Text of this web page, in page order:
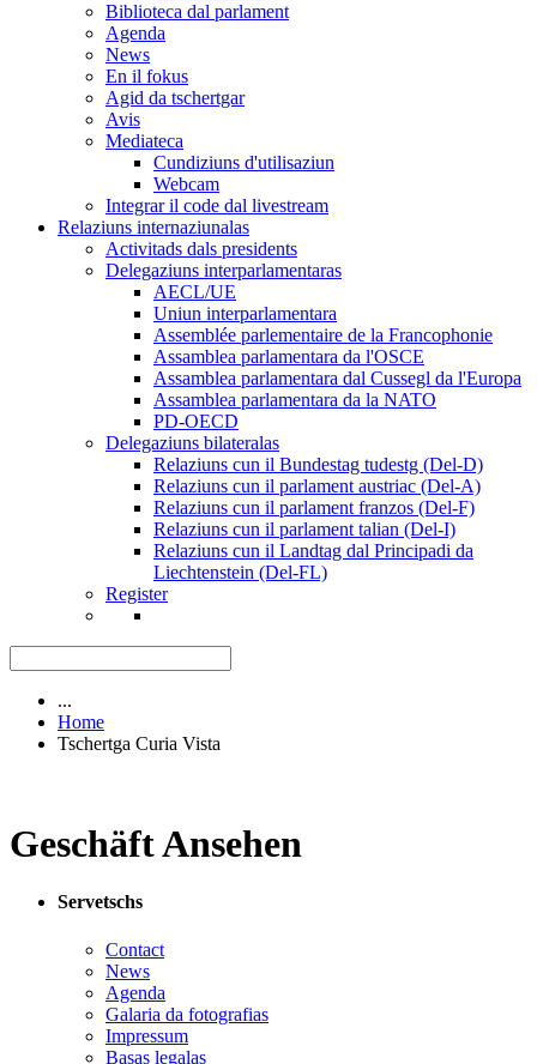
Biblioteca dal parlament
Agenda
News
En il fokus
Agid da tschertgar
Avis
Mediateca
Cundiziuns d'utilisaziun
Webcam
Integrar il code dal livestream
Relaziuns internaziunalas
Activitads dals presidents
Delegaziuns interparlamentaras
AECL/UE
Uniun interparlamentara
Assemblée parlementaire de la Francophonie
Assamblea parlamentara da l'OSCE
Assamblea parlamentara dal Cussegl da l'Europa
Assamblea parlamentara da la NATO
PD-OECD
Delegaziuns bilateralas
Relaziuns cun il Bundestag tudestg (Del-D)
Relaziuns cun il parlament austriac (Del-A)
Relaziuns cun il parlament franzos (Del-F)
Relaziuns cun il parlament talian (Del-I)
Relaziuns cun il Landtag dal Principadi da
Liechtenstein (Del-FL)
Register
...
Home
Tschertga Curia Vista
Geschäft Ansehen
Servetschs
Contact
News
Agenda
Galaria da fotografias
Impressum
Basas legalas